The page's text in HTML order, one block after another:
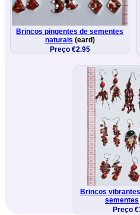
Brincos pingentes de sementes
naturais (eard)
Preço €2.95
Brincos
sementes
Preço